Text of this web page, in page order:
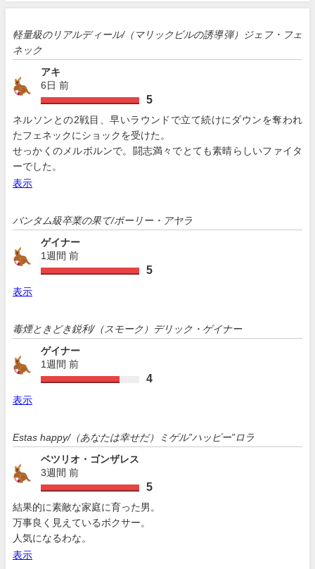
軽量級のリアルディール/（マリックビルの誘導弾）ジェフ・フェ
ネック
アキ
6日 前
5
ネルソンとの2戦目、早いラウンドで立て続けにダウンを奪われ
たフェネックにショックを受けた。
せっかくのメルボルンで。闘志満々でとても素晴らしいファイタ
ーでした。
表示
バンタム級卒業の果て/ポーリー・アヤラ
ゲイナー
1週間 前
5
表示
毒煙ときどき鋭利/（スモーク）デリック・ゲイナー
ゲイナー
1週間 前
4
表示
Estas happy/（あなたは幸せだ）ミゲル”ハッピー”ロラ
ベツリオ・ゴンザレス
3週間 前
5
結果的に素敵な家庭に育った男。
万事良く見えているボクサー。
人気になるわな。
表示